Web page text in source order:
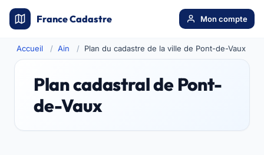
France Cadastre Mon compte
Accueil Ain Plan du cadastre de la ville de Pont-de-Vaux
Plan cadastral de Pont-
de-Vaux